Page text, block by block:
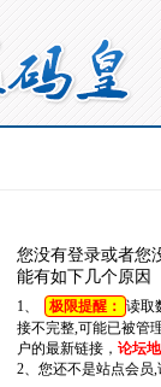
您没有登录或者您
能有如下几个原因
1、 极限提醒： 读取
接不完整,可能已被管
户的最新链接， 论坛
2、您还不是站点会员